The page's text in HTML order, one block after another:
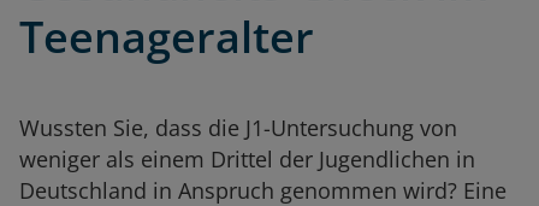
Teenageralter
Wussten Sie, dass die J1-Untersuchung von
weniger als einem Drittel der Jugendlichen in
Deutschland in Anspruch genommen wird? Eine